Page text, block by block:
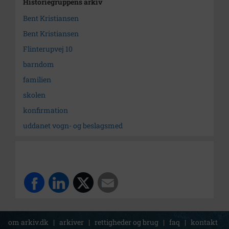
Bent Kristiansen
Bent Kristiansen
Flinterupvej 10
barndom
familien
skolen
konfirmation
uddanet vogn- og beslagsmed
om arkiv.dk | arkiver | rettigheder og brug | faq | kontakt